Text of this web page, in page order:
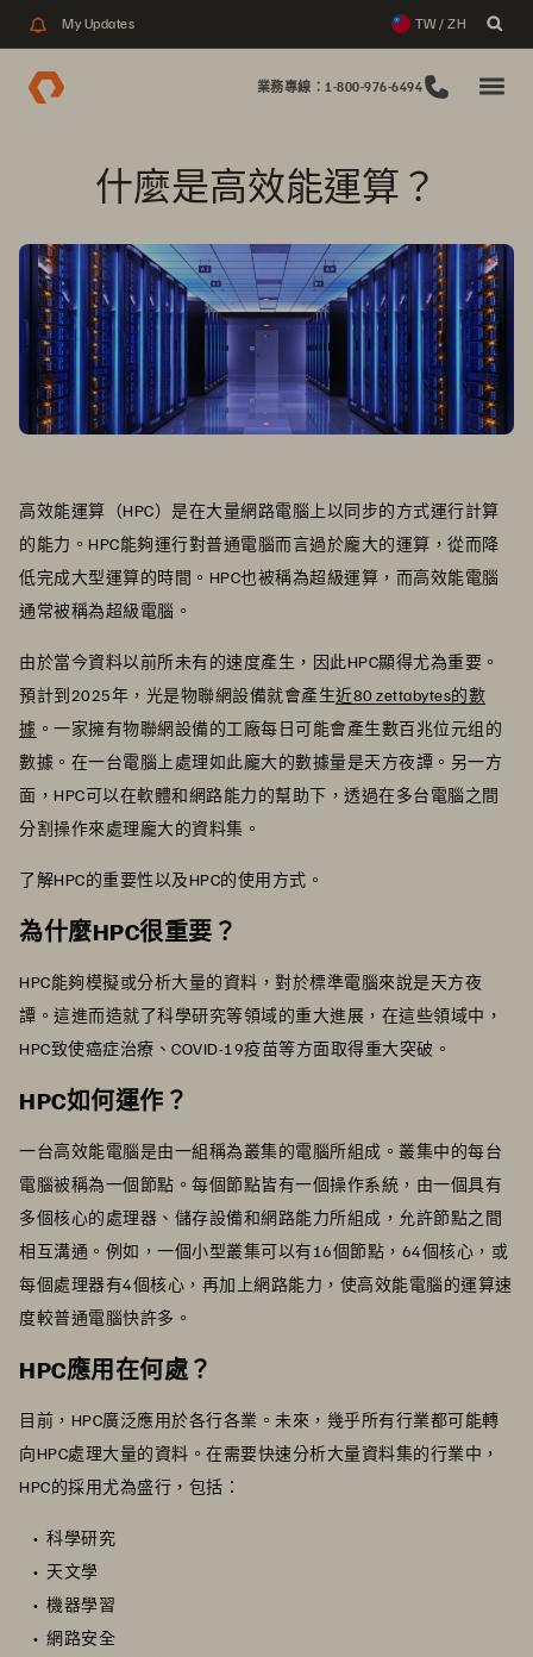
My Updates TW / ZH
業務專線：1-800-976-6494
什麼是高效能運算？
高效能運算（HPC）是在大量網路電腦上以同步的方式運行計算
的能力。HPC能夠運行對普通電腦而言過於龐大的運算，從而降
低完成大型運算的時間。HPC也被稱為超級運算，而高效能電腦
通常被稱為超級電腦。
由於當今資料以前所未有的速度產生，因此HPC顯得尤為重要。
預計到2025年，光是物聯網設備就會產生近80 zettabytes的數
據 。一家擁有物聯網設備的工廠每日可能會產生數百兆位元组的
數據。在一台電腦上處理如此龐大的數據量是天方夜譚。另一方
面，HPC可以在軟體和網路能力的幫助下，透過在多台電腦之間
分割操作來處理龐大的資料集。
了解HPC的重要性以及HPC的使用方式。
為什麼HPC很重要？
HPC能夠模擬或分析大量的資料，對於標準電腦來說是天方夜
譚。這進而造就了科學研究等領域的重大進展，在這些領域中，
HPC致使癌症治療、COVID-19疫苗等方面取得重大突破。
HPC如何運作？
一台高效能電腦是由一組稱為叢集的電腦所組成。叢集中的每台
電腦被稱為一個節點。每個節點皆有一個操作系統，由一個具有
多個核心的處理器、儲存設備和網路能力所組成，允許節點之間
相互溝通。例如，一個小型叢集可以有16個節點，64個核心，或
每個處理器有4個核心，再加上網路能力，使高效能電腦的運算速
度較普通電腦快許多。
HPC應用在何處？
目前，HPC廣泛應用於各行各業。未來，幾乎所有行業都可能轉
向HPC處理大量的資料。在需要快速分析大量資料集的行業中，
HPC的採用尤為盛行，包括：
科學研究
天文學
機器學習
網路安全